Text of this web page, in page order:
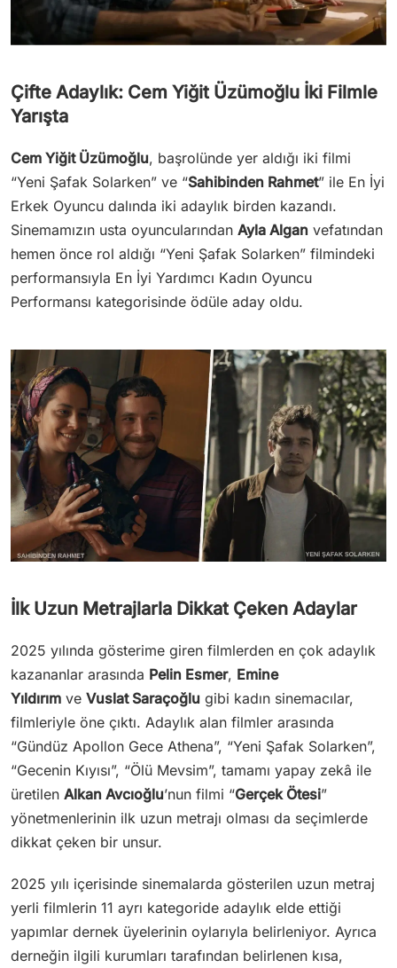
Çifte Adaylık: Cem Yiğit Üzümoğlu İki Filmle
Yarışta
Cem Yiğit Üzümoğlu, başrolünde yer aldığı iki filmi
“Yeni Şafak Solarken” ve “Sahibinden Rahmet” ile En İyi
Erkek Oyuncu dalında iki adaylık birden kazandı.
Sinemamızın usta oyuncularından Ayla Algan vefatından
hemen önce rol aldığı “Yeni Şafak Solarken” filmindeki
performansıyla En İyi Yardımcı Kadın Oyuncu
Performansı kategorisinde ödüle aday oldu.
İlk Uzun Metrajlarla Dikkat Çeken Adaylar
2025 yılında gösterime giren filmlerden en çok adaylık
kazananlar arasında Pelin Esmer, Emine
Yıldırım ve Vuslat Saraçoğlu gibi kadın sinemacılar,
filmleriyle öne çıktı. Adaylık alan filmler arasında
“Gündüz Apollon Gece Athena”, “Yeni Şafak Solarken”,
“Gecenin Kıyısı”, “Ölü Mevsim”, tamamı yapay zekâ ile
üretilen Alkan Avcıoğlu’nun filmi “Gerçek Ötesi”
yönetmenlerinin ilk uzun metrajı olması da seçimlerde
dikkat çeken bir unsur.
2025 yılı içerisinde sinemalarda gösterilen uzun metraj
yerli filmlerin 11 ayrı kategoride adaylık elde ettiği
yapımlar dernek üyelerinin oylarıyla belirleniyor. Ayrıca
derneğin ilgili kurumları tarafından belirlenen kısa,